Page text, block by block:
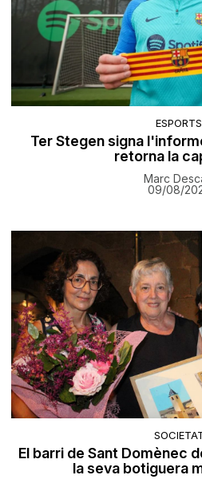
ESPORTS
Ter Stegen signa
retorna la
Marc
09/08/
El barri de Sant Domènec
la seva botiguera